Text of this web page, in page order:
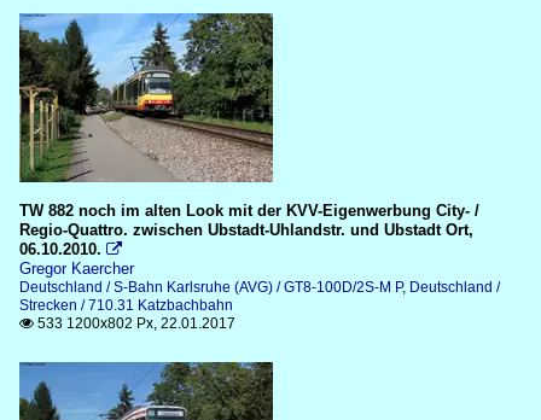
TW 882 noch im alten Look mit der KVV-Eigenwerbung City- /
Regio-Quattro. zwischen Ubstadt-Uhlandstr. und Ubstadt Ort,
06.10.2010. 
Gregor Kaercher
Deutschland / S-Bahn Karlsruhe (AVG) / GT8-100D/2S-M P, Deutschland /
Strecken / 710.31 Katzbachbahn
 533 1200x802 Px, 22.01.2017